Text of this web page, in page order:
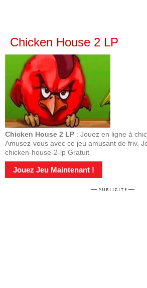
Chicken House 2 LP
Chicken House 2 LP : Jouez en ligne à
Amusez-vous avec ce jeu amusant de friv.
chicken-house-2-lp Gratuit
Jouez Jeu Maintenant !